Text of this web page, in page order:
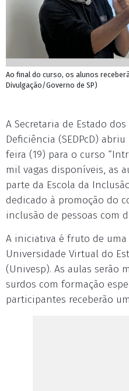
Ao final do curso, os alunos
Divulgação/Governo de SP)
A Secretaria de Estado
Deficiência (SEDPcD)
feira (19) para o curso
mil vagas disponíveis, as
parte da Escola da
dedicado à promoção do
inclusão de pessoas com
A iniciativa é fruto de uma
Universidade Virtual do
(Univesp). As aulas serão
surdos com formação
participantes receberão